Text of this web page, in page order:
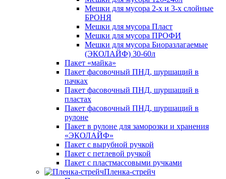
Мешки для мусора 2-х и 3-х слойные
БРОНЯ
Мешки для мусора Пласт
Мешки для мусора ПРОФИ
Мешки для мусора Биоразлагаемые
(ЭКОЛАЙФ) 30-60л
Пакет «майка»
Пакет фасовочный ПНД, шуршащий в
пачках
Пакет фасовочный ПНД, шуршащий в
пластах
Пакет фасовочный ПНД, шуршащий в
рулоне
Пакет в рулоне для заморозки и хранения
«ЭКОЛАЙФ»
Пакет с вырубной ручкой
Пакет с петлевой ручкой
Пакет с пластмассовыми ручками
Пленка-стрейч